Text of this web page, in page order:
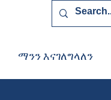
ማንን እናገለግላለን